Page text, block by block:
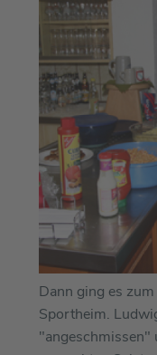
Dann ging es
Sportheim.
"angeschmissen"